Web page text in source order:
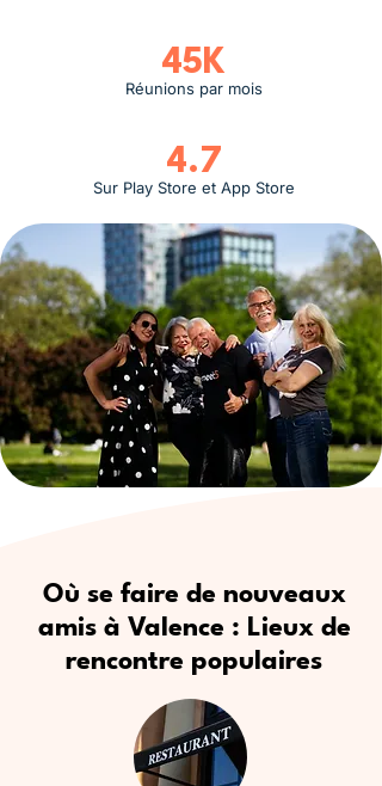
45K
Réunions par mois
4.7
Sur Play Store et App Store
Où se faire de nouveaux
amis à Valence : Lieux de
rencontre populaires